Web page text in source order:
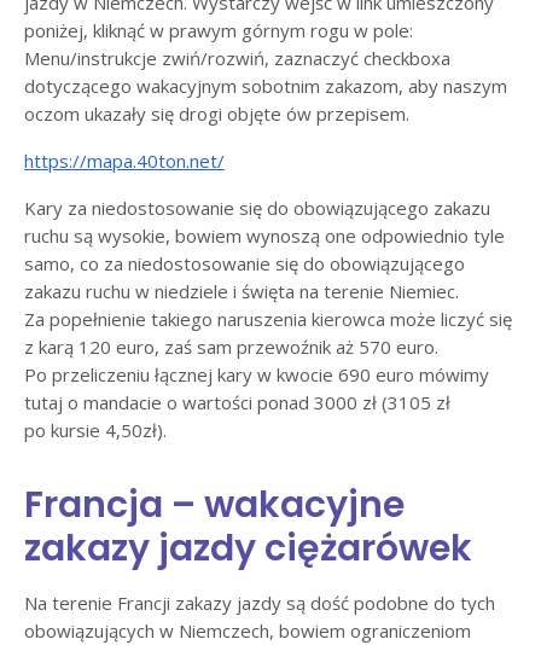
poniżej, kliknąć w prawym górnym rogu w pole:
Menu/instrukcje zwiń/rozwiń, zaznaczyć checkboxa
dotyczącego wakacyjnym sobotnim zakazom, aby naszym
oczom ukazały się drogi objęte ów przepisem.
https://mapa.40ton.net/
Kary za niedostosowanie się do obowiązującego zakazu
ruchu są wysokie, bowiem wynoszą one odpowiednio tyle
samo, co za niedostosowanie się do obowiązującego
zakazu ruchu w niedziele i święta na terenie Niemiec.
Za popełnienie takiego naruszenia kierowca może liczyć się
z karą 120 euro, zaś sam przewoźnik aż 570 euro.
Po przeliczeniu łącznej kary w kwocie 690 euro mówimy
tutaj o mandacie o wartości ponad 3000 zł (3105 zł
po kursie 4,50zł).
Francja – wakacyjne
zakazy jazdy ciężarówek
Na terenie Francji zakazy jazdy są dość podobne do tych
obowiązujących w Niemczech, bowiem ograniczeniom